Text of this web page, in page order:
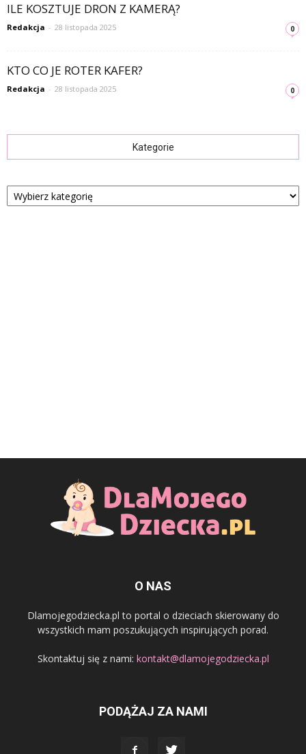
ILE KOSZTUJE DRON Z KAMERĄ?
Redakcja - 28 listopada 2025 0
KTO CO JE ROTER KAFER?
Redakcja - 28 listopada 2025 0
Kategorie
Kategorie
O NAS
Dlamojegodziecka.pl to portal o dzieciach skierowany do
wszystkich mam poszukujących inspirujących porad.
Skontaktuj się z nami: kontakt@dlamojegodziecka.pl
PODĄŻAJ ZA NAMI